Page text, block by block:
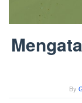
By